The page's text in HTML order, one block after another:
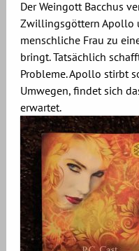
Der Weingott Bacchus
Zwillingsgöttern Apollo
menschliche Frau zu
bringt. Tatsächlich
Probleme. Apollo stirbt
Umwegen, findet sich
erwartet.